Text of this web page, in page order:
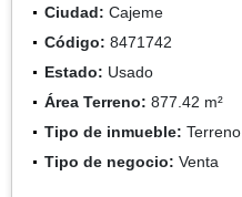
Ciudad: Cajeme
Código: 8471742
Estado: Usado
Área Terreno: 877.42 m²
Tipo de inmueble: Terreno
Tipo de negocio: Venta